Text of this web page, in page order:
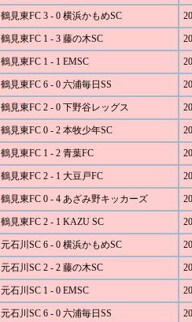
鶴見東FC 3 - 0 横浜かもめSC
鶴見東FC 1 - 3 藤の木SC
鶴見東FC 1 - 1 EMSC
鶴見東FC 6 - 0 六浦毎日SS
鶴見東FC 2 - 0 下野谷レッグス
鶴見東FC 0 - 2 本牧少年SC
鶴見東FC 1 - 2 青葉FC
鶴見東FC 2 - 1 大豆戸FC
鶴見東FC 0 - 4 あざみ野キッカーズ
鶴見東FC 2 - 1 KAZU SC
元石川SC 6 - 0 横浜かもめSC
元石川SC 2 - 2 藤の木SC
元石川SC 1 - 0 EMSC
元石川SC 6 - 0 六浦毎日SS